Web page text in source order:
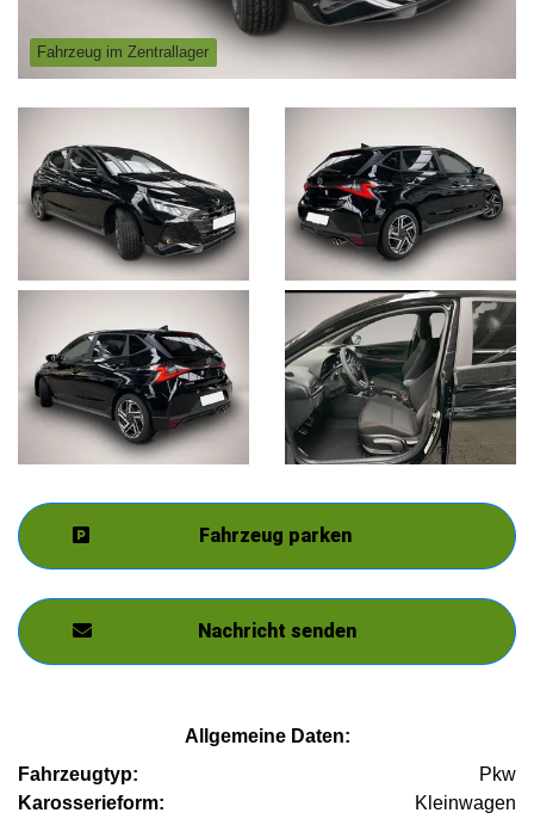
Fahrzeug im Zentrallager
Fahrzeug parken
Nachricht senden
Allgemeine Daten:
Fahrzeugtyp:
Pkw
Karosserieform:
Kleinwagen